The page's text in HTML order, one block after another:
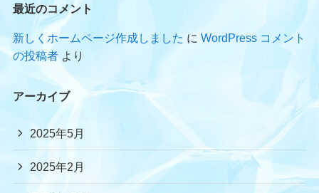
最近のコメント
新しくホームページ作成しました に WordPress コメント
の投稿者より
アーカイブ
2025年5月
2025年2月